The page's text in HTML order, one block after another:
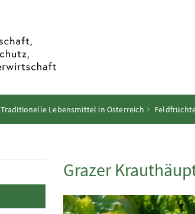
Traditionelle Lebensmittel in Österreich
Grazer